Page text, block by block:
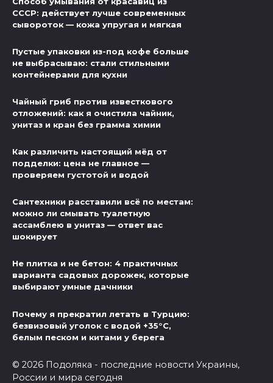
СССР: действует лучше современных
сывороток — кожа упругая и мягкая
Пустые упаковки из-под кофе больше
не выбрасываю: стали стильными
контейнерами для кухни
Чайный гриб против известкового
отложений: как я очистила чайник,
унитаз и кран без грамма химии
Как различить настоящий мёд от
подделки: цена не главное —
проверяем густотой и водой
Сантехники расставили всё по местам:
можно ли смывать туалетную
ассамблею в унитаз — ответ вас
шокирует
Не плитка и не бетон: 4 практичных
варианта садовых дорожек, которые
выбирают умные дачники
Почему я прекратил летать в Турцию:
безвизовый уголок с водой +35°C,
белым песком и китами у берега
© 2026 Подоляка - последние новости Украины,
России и мира сегодня